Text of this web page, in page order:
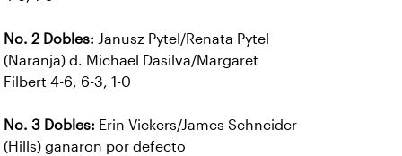
No. 2 Dobles: Janusz Pytel/Renata Pytel
(Naranja) d. Michael Dasilva/Margaret
Filbert 4-6, 6-3, 1-0
No. 3 Dobles: Erin Vickers/James Schneider
(Hills) ganaron por defecto